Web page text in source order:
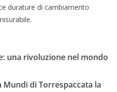
durature di cambiamento
una rivoluzione nel mondo
Mundi di Torrespaccata la